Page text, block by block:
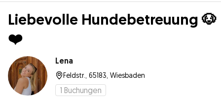
Liebevolle Hundebetreuung 🐶
❤️
Lena
Feldstr., 65183, Wiesbaden
1 Buchungen